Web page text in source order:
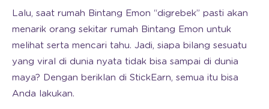
Lalu, saat rumah Bintang Emon “digrebek” pasti akan
menarik orang sekitar rumah Bintang Emon untuk
melihat serta mencari tahu. Jadi, siapa bilang sesuatu
yang viral di dunia nyata tidak bisa sampai di dunia
maya? Dengan beriklan di StickEarn, semua itu bisa
Anda lakukan.